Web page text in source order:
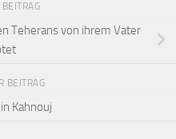
Teherans von ihrem Vater
BEITRAG
Kahnouj